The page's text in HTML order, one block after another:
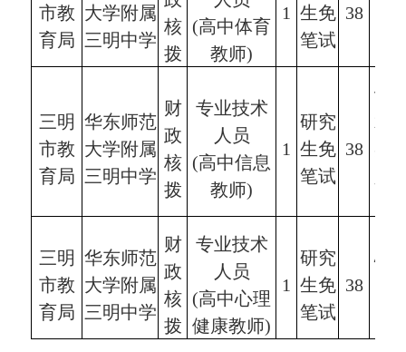
市教
育局
大学附属
三明中学
核
拨
(高中体育
教师)
1 生免
笔试
38
三明
市教
育局
华东师范
大学附属
三明中学
财
政
核
拨
专业技术
人员
(高中信息
教师)
1
研究
生免
笔试
38
计
三明
市教
育局
华东师范
大学附属
三明中学
财
政
核
拨
专业技术
人员
(高中心理
健康教师)
1
研究
生免
笔试
38
心